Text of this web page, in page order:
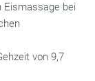
Eismassage bei
von 9,7